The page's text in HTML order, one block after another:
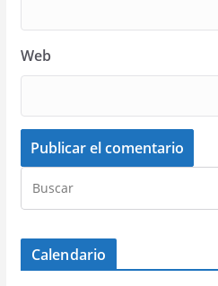
Web
Calendario